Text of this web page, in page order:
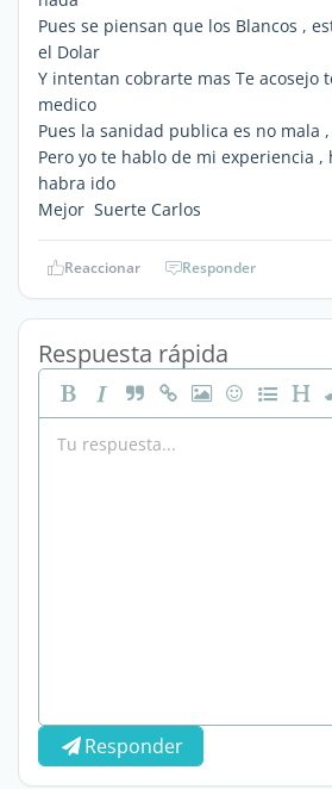
Pues se piensan que los Blancos ,
el Dolar
Y intentan cobrarte mas Te acosejo
medico
Pues la sanidad publica es no mala
Pero yo te hablo de mi experiencia
habra ido
Mejor Suerte Carlos
Reaccionar Responder
Respuesta rápida
Responder